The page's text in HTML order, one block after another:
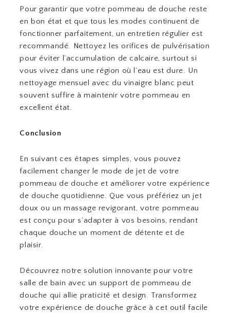
Pour garantir que votre pommeau de douche reste
en bon état et que tous les modes continuent de
fonctionner parfaitement, un entretien régulier est
recommandé. Nettoyez les orifices de pulvérisation
pour éviter l’accumulation de calcaire, surtout si
vous vivez dans une région où l’eau est dure. Un
nettoyage mensuel avec du vinaigre blanc peut
souvent suffire à maintenir votre pommeau en
excellent état.
Conclusion
En suivant ces étapes simples, vous pouvez
facilement changer le mode de jet de votre
pommeau de douche et améliorer votre expérience
de douche quotidienne. Que vous préfériez un jet
doux ou un massage revigorant, votre pommeau
est conçu pour s’adapter à vos besoins, rendant
chaque douche un moment de détente et de
plaisir.
Découvrez notre solution innovante pour votre
salle de bain avec un support de pommeau de
douche qui allie praticité et design. Transformez
votre expérience de douche grâce à cet outil facile